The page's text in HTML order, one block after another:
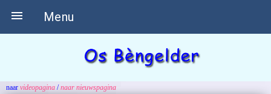
Menu

naar videopagina /naar nieuwspagina